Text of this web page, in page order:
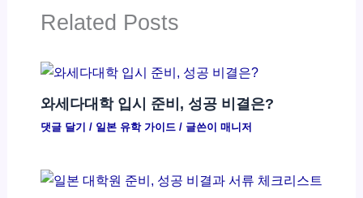
Related Posts
와세다대학 입시 준비, 성공 비결은?
댓글 달기 / 일본 유학 가이드/ 글쓴이 매니저